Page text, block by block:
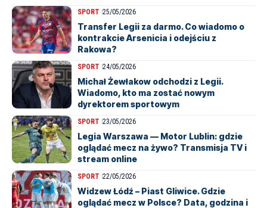
SPORT 25/05/2026
Transfer Legii za darmo. Co wiadomo o
kontrakcie Arsenicia i odejściu z
Rakowa?
SPORT 24/05/2026
Michał Żewłakow odchodzi z Legii.
Wiadomo, kto ma zostać nowym
dyrektorem sportowym
SPORT 23/05/2026
Legia Warszawa — Motor Lublin: gdzie
oglądać mecz na żywo? Transmisja TV i
stream online
SPORT 22/05/2026
Widzew Łódź – Piast Gliwice. Gdzie
oglądać mecz w Polsce? Data, godzina i